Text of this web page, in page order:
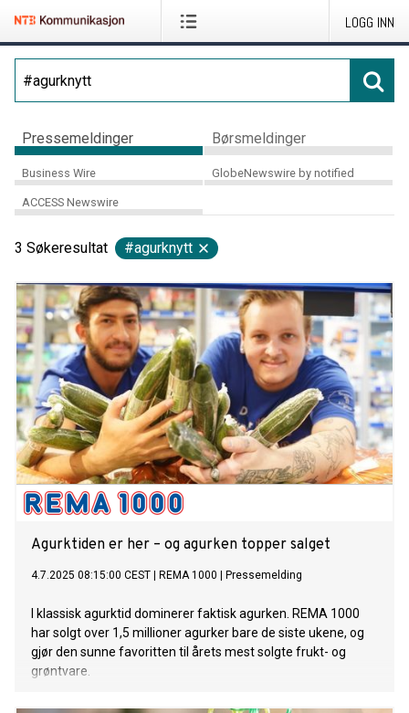
LOGG INN
Pressemeldinger Børsmeldinger
Business Wire GlobeNewswire by notified
ACCESS Newswire
3 Søkeresultat #agurknytt
Agurktiden er her – og agurken topper salget
4.7.2025 08:15:00 CEST REMA 1000 Pressemelding
I klassisk agurktid dominerer faktisk agurken. REMA 1000
har solgt over 1,5 millioner agurker bare de siste ukene, og
gjør den sunne favoritten til årets mest solgte frukt- og
grøntvare.